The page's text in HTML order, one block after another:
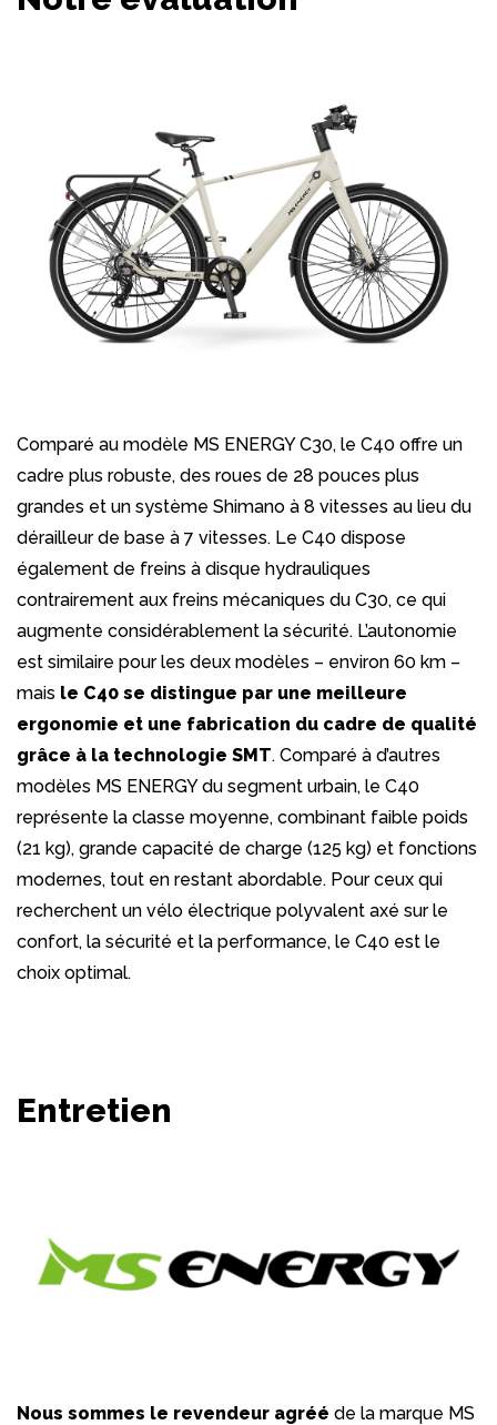
Comparé au modèle MS ENERGY C30, le C40 offre un
cadre plus robuste, des roues de 28 pouces plus
grandes et un système Shimano à 8 vitesses au lieu du
dérailleur de base à 7 vitesses. Le C40 dispose
également de freins à disque hydrauliques
contrairement aux freins mécaniques du C30, ce qui
augmente considérablement la sécurité. L’autonomie
est similaire pour les deux modèles – environ 60 km –
mais le C40 se distingue par une meilleure
ergonomie et une fabrication du cadre de qualité
grâce à la technologie SMT. Comparé à d’autres
modèles MS ENERGY du segment urbain, le C40
représente la classe moyenne, combinant faible poids
(21 kg), grande capacité de charge (125 kg) et fonctions
modernes, tout en restant abordable. Pour ceux qui
recherchent un vélo électrique polyvalent axé sur le
confort, la sécurité et la performance, le C40 est le
choix optimal.
Entretien
Nous sommes le revendeur agréé de la marque MS